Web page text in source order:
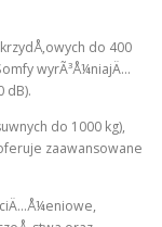
do 400
wyrÃ³Å¼niajÄ…
dB).
do 1000 kg),
zaawansowane